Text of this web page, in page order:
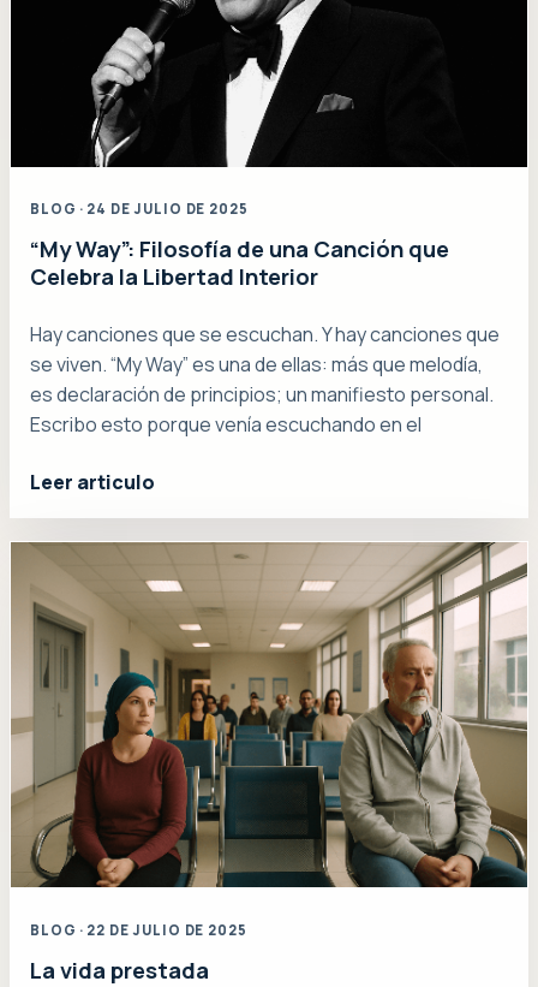
BLOG · 24 DE JULIO DE 2025
“My Way”: Filosofía de una Canción que
Celebra la Libertad Interior
Hay canciones que se escuchan. Y hay canciones que
se viven. “My Way” es una de ellas: más que melodía,
es declaración de principios; un manifiesto personal.
Escribo esto porque venía escuchando en el
Leer articulo
BLOG · 22 DE JULIO DE 2025
La vida prestada